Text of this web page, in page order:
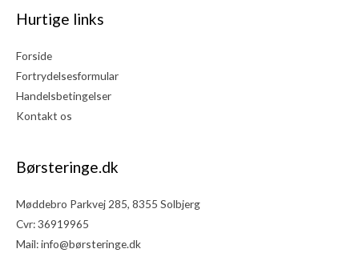
Hurtige links
Forside
Fortrydelsesformular
Handelsbetingelser
Kontakt os
Børsteringe.dk
Møddebro Parkvej 285, 8355 Solbjerg
Cvr: 36919965
Mail:info@børsteringe.dk